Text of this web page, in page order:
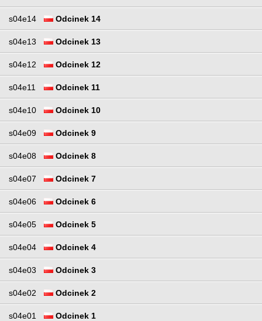
s04e14 Odcinek 14
s04e13 Odcinek 13
s04e12 Odcinek 12
s04e11 Odcinek 11
s04e10 Odcinek 10
s04e09 Odcinek 9
s04e08 Odcinek 8
s04e07 Odcinek 7
s04e06 Odcinek 6
s04e05 Odcinek 5
s04e04 Odcinek 4
s04e03 Odcinek 3
s04e02 Odcinek 2
s04e01 Odcinek 1